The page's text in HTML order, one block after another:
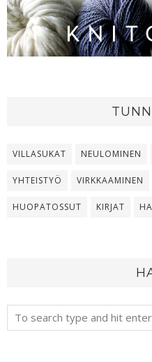
VILLASUKAT NEULOMINEN
YHTEISTYÖ VIRKKAAMINEN
HUOPATOSSUT KIRJAT